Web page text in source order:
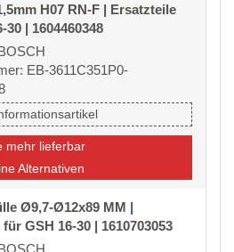
H07 RN-F | Ersatzteile
30 | 1604460348
EB-3611C351P0-
mehr lieferbar
Alternativen
Ø9,7-Ø12x89 MM |
GSH 16-30 | 1610703053